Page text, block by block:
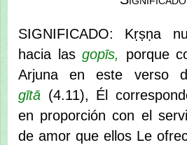
SIGNIFICADO: Kṛṣṇa
hacia lasgopīs, porque
Arjuna en este verso
gītā (4.11), Él
en proporción con el
de amor que ellos Le